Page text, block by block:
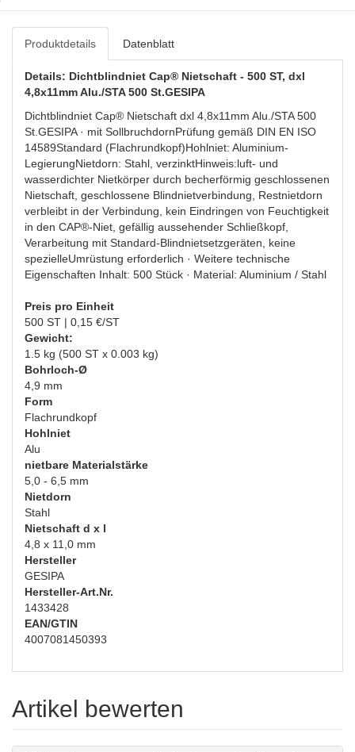
Produktdetails Datenblatt
Details: Dichtblindniet Cap® Nietschaft - 500 ST, dxl
4,8x11mm Alu./STA 500 St.GESIPA
Dichtblindniet Cap® Nietschaft dxl 4,8x11mm Alu./STA 500
St.GESIPA · mit SollbruchdornPrüfung gemäß DIN EN ISO
14589Standard (Flachrundkopf)Hohlniet: Aluminium-
LegierungNietdorn: Stahl, verzinktHinweis:luft- und
wasserdichter Nietkörper durch becherförmig geschlossenen
Nietschaft, geschlossene Blindnietverbindung, Restnietdorn
verbleibt in der Verbindung, kein Eindringen von Feuchtigkeit
in den CAP®-Niet, gefällig aussehender Schließkopf,
Verarbeitung mit Standard-Blindnietsetzgeräten, keine
spezielleUmrüstung erforderlich · Weitere technische
Eigenschaften Inhalt: 500 Stück · Material: Aluminium / Stahl
Preis pro Einheit
500 ST | 0,15 €/ST
Gewicht:
1.5 kg (500 ST x 0.003 kg)
Bohrloch-Ø
4,9 mm
Form
Flachrundkopf
Hohlniet
Alu
nietbare Materialstärke
5,0 - 6,5 mm
Nietdorn
Stahl
Nietschaft d x l
4,8 x 11,0 mm
Hersteller
GESIPA
Hersteller-Art.Nr.
1433428
EAN/GTIN
4007081450393
Artikel bewerten